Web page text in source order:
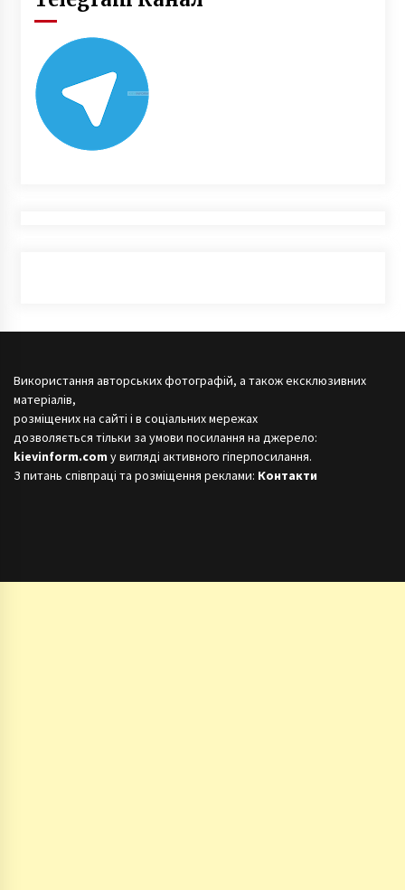
Використання авторських фотографій, а також ексклюзивних
матеріалів,
розміщених на сайті і в соціальних мережах
дозволяється тільки за умови посилання на джерело:
kievinform.com у вигляді активного гіперпосилання.
З питань співпраці та розміщення реклами: Контакти